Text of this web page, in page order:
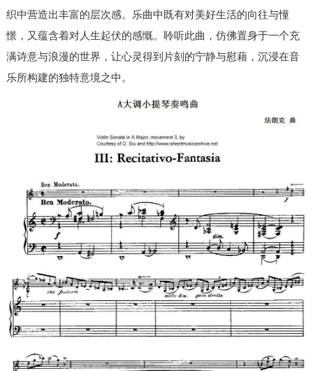
织中营造出丰富的层次感。乐曲中既有对美好生活的向往与憧
憬，又蕴含着对人生起伏的感慨。聆听此曲，仿佛置身于一个充
满诗意与浪漫的世界，让心灵得到片刻的宁静与慰藉，沉浸在音
乐所构建的独特意境之中。